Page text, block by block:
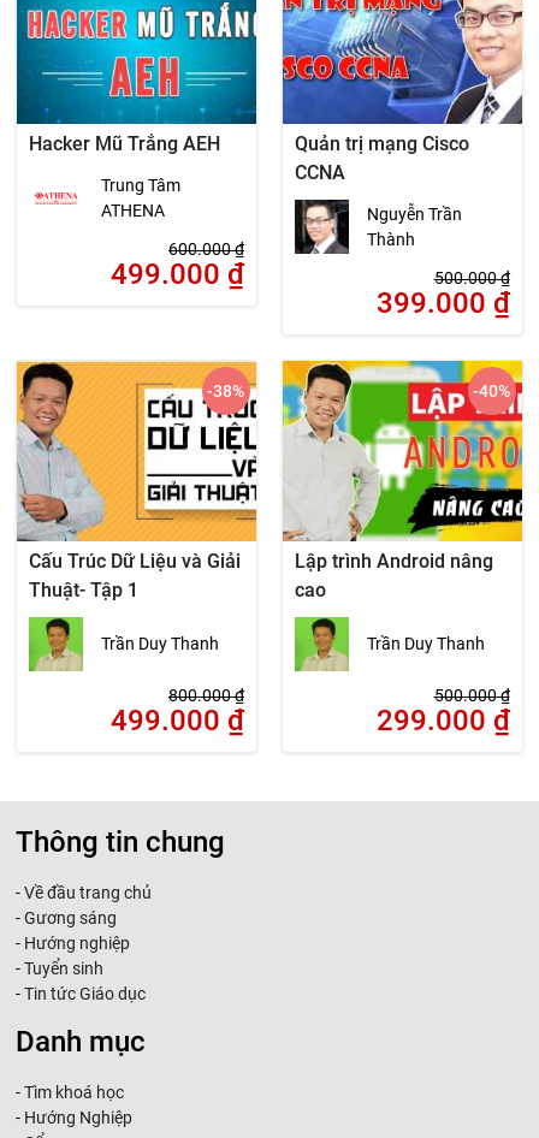
Hacker Mũ Trắng AEH
Trung Tâm
ATHENA
600.000₫
499.000 ₫
Quản trị mạng Cisco
CCNA
Nguyễn Trần
Thành
500.000₫
399.000 ₫
Cấu Trúc Dữ Liệu và Giải
Thuật- Tập 1
Trần Duy Thanh
800.000₫
499.000 ₫
-38%
Lập trình Android nâng
cao
Trần Duy Thanh
500.000₫
299.000 ₫
-40%
Thông tin chung
-Về đầu trang chủ
-Gương sáng
- Hướng nghiệp
-Tuyển sinh
-Tin tức Giáo dục
Danh mục
-Tìm khoá học
- Hướng Nghiệp